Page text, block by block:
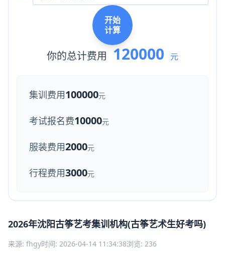
开始
计算
你的总计费用 120000 元
集训费用100000元
考试报名费10000元
服装费用2000元
行程费用3000元
2026年沈阳古筝艺考集训机构(古筝艺术生好考吗)
来源: fhgy时间: 2026-04-14 11:34:38浏览: 236